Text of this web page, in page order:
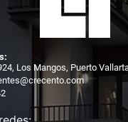
Los Mangos, Puerto